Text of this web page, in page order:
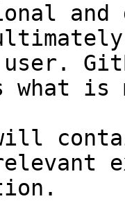
and
what
will